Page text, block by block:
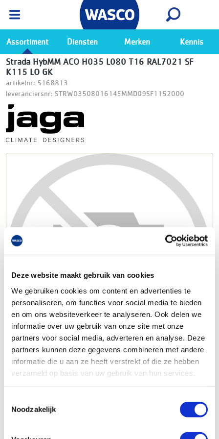
Deze website maakt gebruik van cookies
We gebruiken cookies om content en advertenties te
personaliseren, om functies voor social media te bieden
en om ons websiteverkeer te analyseren. Ook delen we
informatie over uw gebruik van onze site met onze
partners voor social media, adverteren en analyse. Deze
partners kunnen deze gegevens combineren met andere
informatie die u aan ze heeft verstrekt of die ze hebben
verzameld op basis van uw gebruik van hun services.
Noodzakelijk
Ga naar de Wasco app
Bekijk
Assortiment Diensten Merken Kennis
Strada HybMM ACO H035 L080 T16 RAL7021 SF
K115 LO GK
artikelnr: 5168813
leveranciersnr: STRW03508016145MMD09SF1152000